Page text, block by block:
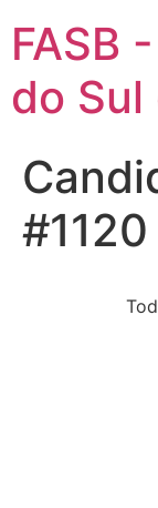
FASB
do Sul
#1120